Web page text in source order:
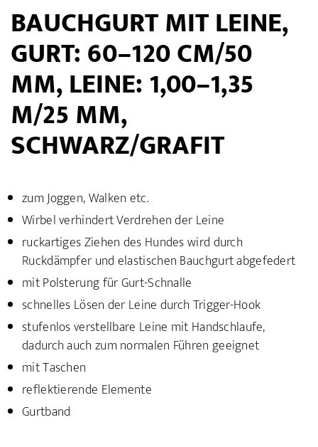
BAUCHGURT MIT LEINE,
GURT: 60–120 CM/50
MM, LEINE: 1,00–1,35
M/25 MM,
SCHWARZ/GRAFIT
zum Joggen, Walken etc.
Wirbel verhindert Verdrehen der Leine
ruckartiges Ziehen des Hundes wird durch
Ruckdämpfer und elastischen Bauchgurt abgefedert
mit Polsterung für Gurt-Schnalle
schnelles Lösen der Leine durch Trigger-Hook
stufenlos verstellbare Leine mit Handschlaufe,
dadurch auch zum normalen Führen geeignet
mit Taschen
reflektierende Elemente
Gurtband